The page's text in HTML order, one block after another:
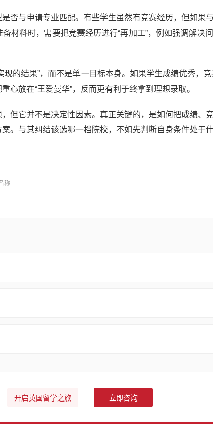
否与申请专业匹配。有些学生虽然有竞赛经历，但如果
材料时，需要把竞赛经历进行“再加工”，例如强调解决
现的结果”，而不是单一目标本身。如果学生成绩优秀，
心放在“王爱曼华”，反而更有利于终拿到理想录取。
但它并不是决定性因素。真正关键的，是如何把成绩、
。与其纠结该选哪一档院校，不如先判断自身条件处于
称
开启英国留学之旅 立即咨询